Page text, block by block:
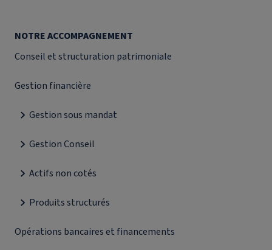
NOTRE ACCOMPAGNEMENT
Conseil et structuration patrimoniale
Gestion financière
Gestion sous mandat
Gestion Conseil
Actifs non cotés
Produits structurés
Opérations bancaires et financements